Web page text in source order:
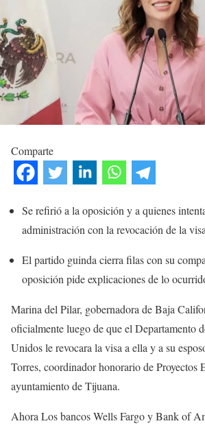
Comparte
Se refirió a la oposición y a quienes
administración con la revocación de la
El partido guinda cierra filas con su
oposición pide explicaciones de lo
Marina del Pilar, gobernadora de Baja
oficialmente luego de que el Departamento
Unidos le revocara la visa a ella y a su
Torres, coordinador honorario de Proyectos
ayuntamiento de Tijuana.
Ahora Los bancos Wells Fargo y Bank of